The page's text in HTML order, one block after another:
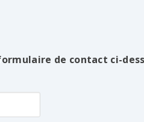
de contact ci-